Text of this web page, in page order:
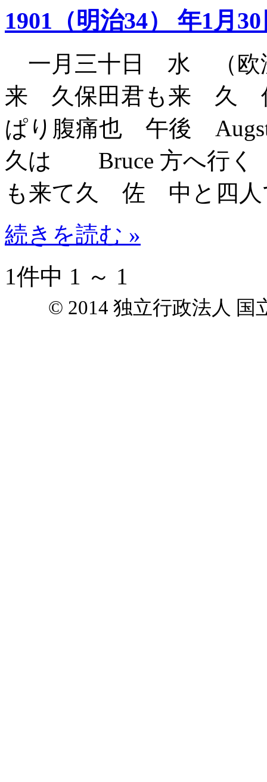
1901（明治34） 年1月
一月三十日 水 （欧
来 久保田君も来 久
ぱり腹痛也 午後
久は Bruce 方へ行
も来て久 佐 中と四人
続きを読む »
1件中 1 ～ 1
© 2014 独立行政法人 国